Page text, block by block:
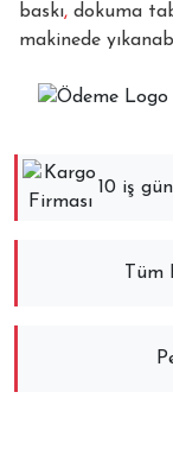
baskı, dokuma
makinede
10 iş